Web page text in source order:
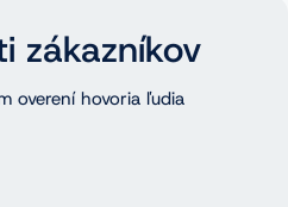
zákazníkov
overení hovoria ľudia